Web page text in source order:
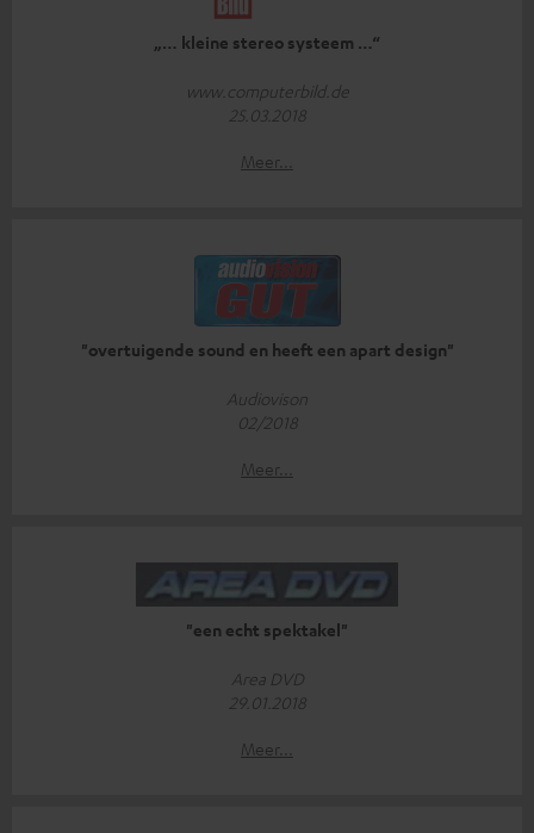
„… kleine stereo systeem …“
www.computerbild.de
25.03.2018
Meer...
"overtuigende sound en heeft een apart design"
Audiovison
02/2018
Meer...
"een echt spektakel"
Area DVD
29.01.2018
Meer...